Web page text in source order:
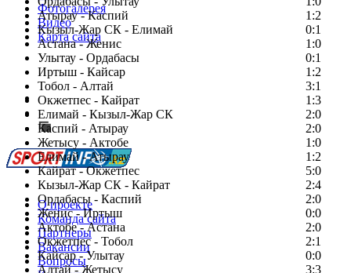
Атырау - Каспий
1:2
Кызыл-Жар СК - Елимай
0:1
Астана - Женис
1:0
Улытау - Ордабасы
0:1
Иртыш - Кайсар
1:2
Тобол - Алтай
3:1
Окжетпес - Кайрат
1:3
Елимай - Кызыл-Жар СК
2:0
Каспий - Атырау
2:0
Жетысу - Актобе
1:0
Елимай - Атырау
1:2
Кайрат - Окжетпес
5:0
Кызыл-Жар СК - Кайрат
2:4
Ордабасы - Каспий
2:0
Женис - Иртыш
0:0
Актобе - Астана
2:0
Окжетпес - Тобол
2:1
Кайсар - Улытау
0:0
Алтай - Жетысу
3:3
Фотогалерея
Видео
Карта сайта
Есть идея?
Сообщить о мероприятии
Перейти на старый сайт
О проекте
Команда сайта
Партнеры
Вакансии
Вопросы